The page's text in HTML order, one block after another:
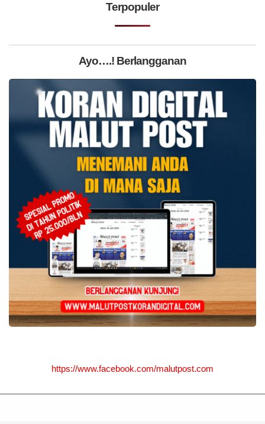
Terpopuler
Ayo….! Berlangganan
https://www.facebook.com/malutpost.com